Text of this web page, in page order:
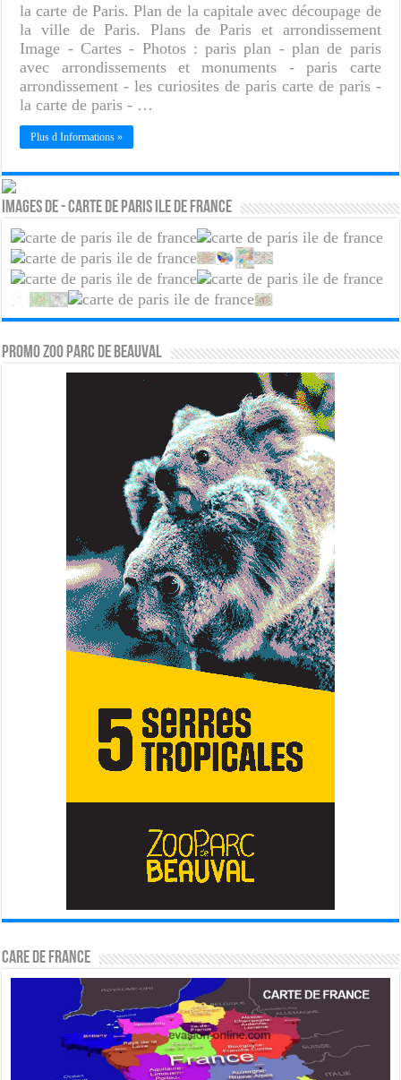
la carte de Paris. Plan de la capitale avec découpage de
la ville de Paris. Plans de Paris et arrondissement
Image - Cartes - Photos : paris plan - plan de paris
avec arrondissements et monuments - paris carte
arrondissement - les curiosites de paris carte de paris -
la carte de paris - …
Plus d Informations »
Images de - Carte de Paris Ile de France
PROMO ZOO PARC DE BEAUVAL
CARE DE FRANCE